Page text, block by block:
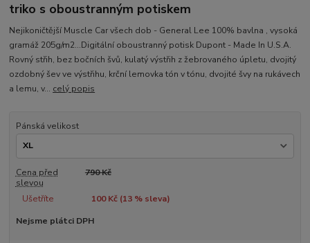
triko s oboustranným potiskem
Nejikoničtější Muscle Car všech dob - General Lee 100% bavlna , vysoká
gramáž 205g/m2...Digitální oboustranný potisk Dupont - Made In U.S.A.
Rovný střih, bez bočních švů, kulatý výstřih z žebrovaného úpletu, dvojitý
ozdobný šev ve výstřihu, krční lemovka tón v tónu, dvojité švy na rukávech
a lemu, v... celý popis
Pánská velikost
Cena před
slevou
790 Kč
Ušetříte 100 Kč (13% sleva)
Nejsme plátci DPH